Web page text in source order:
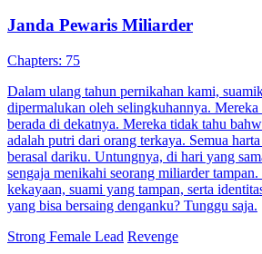
Janda Pewaris Miliarder
Chapters: 75
Dalam ulang tahun pernikahan kami,
dipermalukan oleh selingkuhannya.
berada di dekatnya. Mereka tidak tahu
adalah putri dari orang terkaya. Semua
berasal dariku. Untungnya, di hari yang
sengaja menikahi seorang miliarder
kekayaan, suami yang tampan, serta
yang bisa bersaing denganku? Tunggu saja.
Strong Female Lead Revenge